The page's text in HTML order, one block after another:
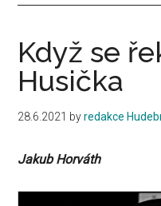
Když se
Husička
28.6.2021 byredakce
Jakub Horváth